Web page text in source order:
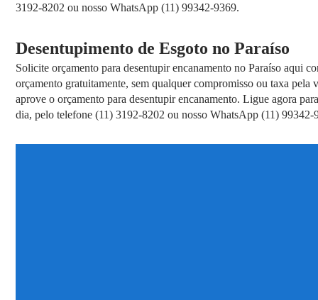
3192-8202 ou nosso WhatsApp (11) 99342-9369.
Desentupimento de Esgoto no Paraíso
Solicite orçamento para desentupir encanamento no Paraíso aqui
orçamento gratuitamente, sem qualquer compromisso ou taxa pela
aprove o orçamento para desentupir encanamento. Ligue agora
dia, pelo telefone (11) 3192-8202 ou nosso WhatsApp (11) 99342-